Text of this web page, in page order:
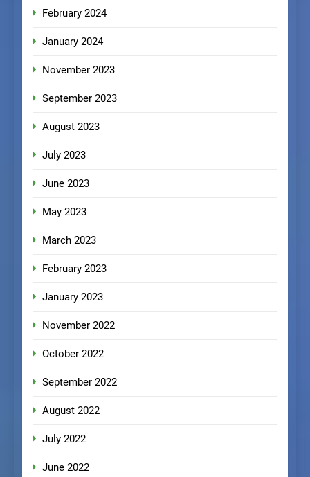
February 2024
January 2024
November 2023
September 2023
August 2023
July 2023
June 2023
May 2023
March 2023
February 2023
January 2023
November 2022
October 2022
September 2022
August 2022
July 2022
June 2022